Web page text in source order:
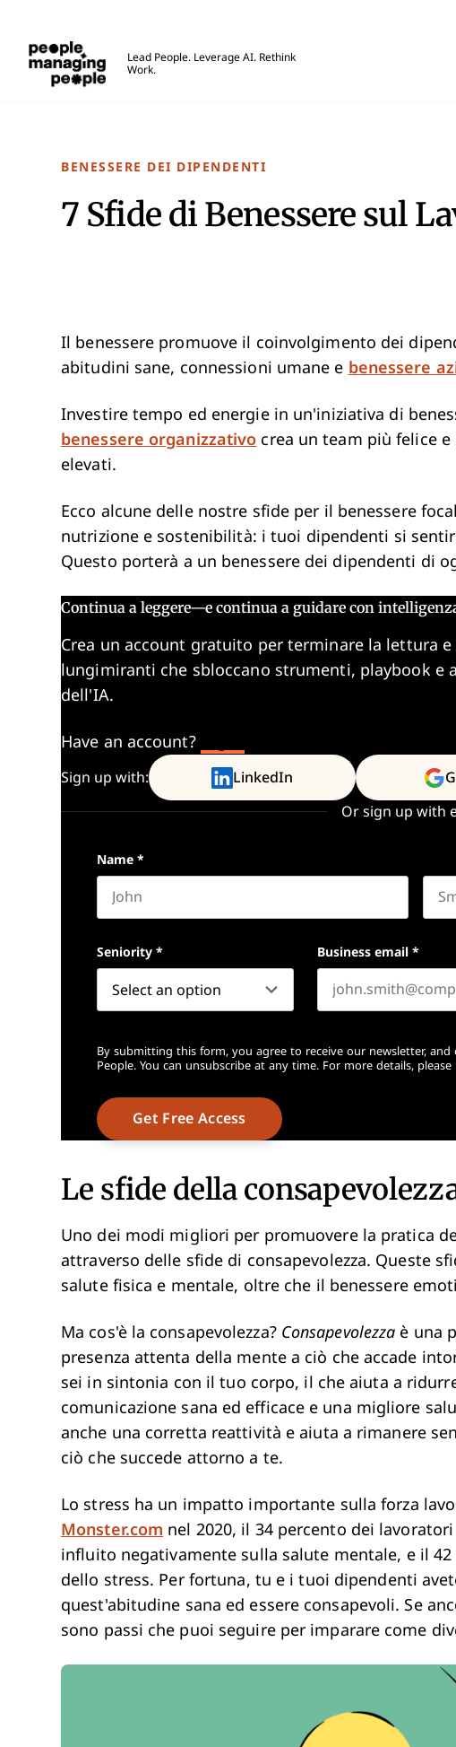
Lead People. Leverage AI. Rethink
Work.
BENESSERE DEI DIPENDENTI
7 Sfide di Benessere sul
Il benessere promuove il coinvolgimento dei
abitudini sane, connessioni umane e benessere
Investire tempo ed energie in un'iniziativa di
benessere organizzativo crea un team più felice
elevati.
Ecco alcune delle nostre sfide per il benessere
nutrizione e sostenibilità: i tuoi dipendenti si
Questo porterà a un benessere dei dipendenti di
Continua a leggere—e continua a guidare con
Crea un account gratuito per terminare la lettura
lungimiranti che sbloccano strumenti, playbook e
dell'IA.
Have an account?
Sign up with: LinkedIn
Or sign up with
Name *
Seniority * Business email *
By submitting this form, you agree to receive our newsletter, and
People. You can unsubscribe at any time. For more details,
Le sfide della
Uno dei modi migliori per promuovere la pratica
attraverso delle sfide di consapevolezza. Queste
salute fisica e mentale, oltre che il benessere
Ma cos'è la consapevolezza? Consapevolezza è una
presenza attenta della mente a ciò che accade
sei in sintonia con il tuo corpo, il che aiuta a
comunicazione sana ed efficace e una migliore
anche una corretta reattività e aiuta a rimanere
ciò che succede attorno a te.
Lo stress ha un impatto importante sulla forza
Monster.com nel 2020, il 34 percento dei
influito negativamente sulla salute mentale, e il
dello stress. Per fortuna, tu e i tuoi dipendenti
quest'abitudine sana ed essere consapevoli. Se
sono passi che puoi seguire per imparare come